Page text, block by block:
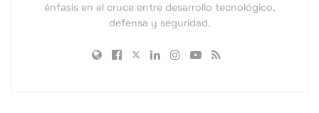
énfasis en el cruce entre desarrollo tecnológico,
defensa y seguridad.